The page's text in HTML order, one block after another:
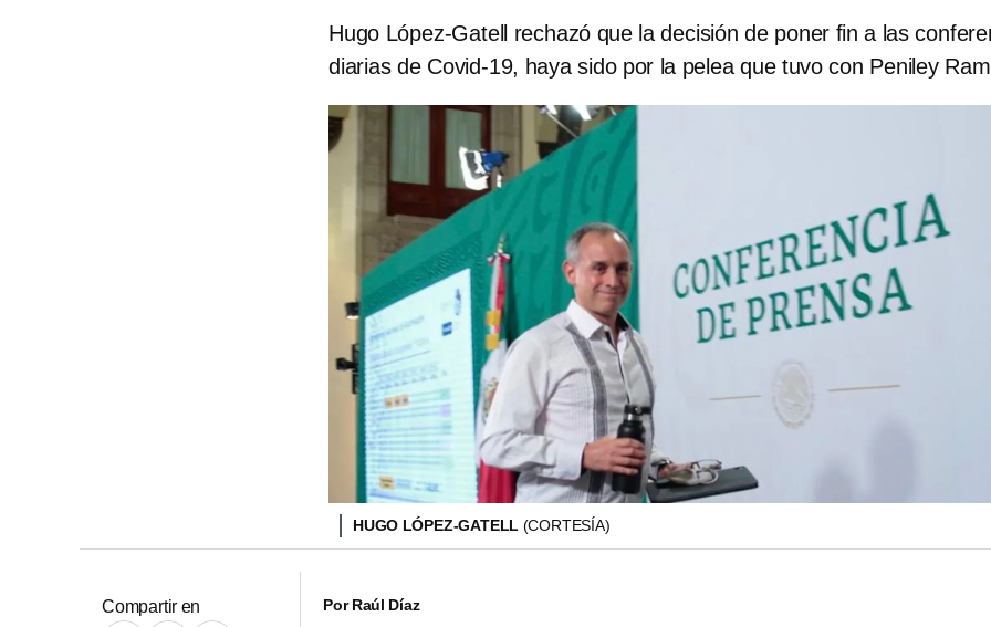
Hugo López-Gatell rechazó que la decisión de poner fin a las
diarias de Covid-19, haya sido por la pelea que tuvo con Peniley
HUGO LÓPEZ-GATELL (CORTESÍA)
Compartir en PorRaúl Díaz